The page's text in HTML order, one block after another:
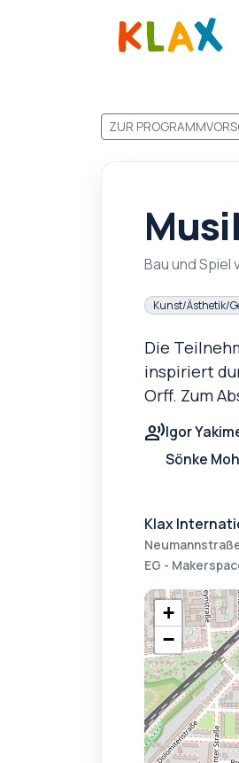
ZUR
Bau und Spiel
Kunst/Ästhetik/
Die
inspiriert
Orff. Zum
record_voice_overIgor
Sönke
Klax
EG -
+
−